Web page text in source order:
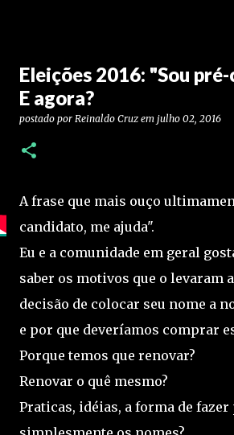
Eleições 2016: "Sou
E agora?
postado por Reinaldo Cruz em julho 02, 2016
A frase que mais ouço
candidato, me ajuda".
Eu e a comunidade em geral
saber os motivos que o levaram
decisão de colocar seu nome a
e por que deveríamos comprar
Porque temos que renovar?
Renovar o quê mesmo?
Praticas, idéias, a forma de